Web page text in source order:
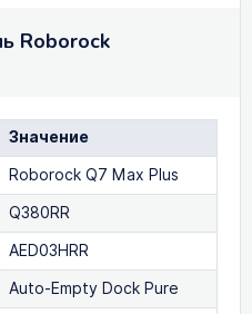
Roborock
Значение
Roborock Q7 Max Plus
Q380RR
AED03HRR
Auto-Empty Dock Pure